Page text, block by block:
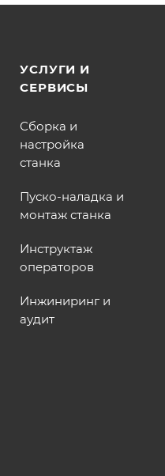
УСЛУГИ И
СЕРВИСЫ
Сборка и
настройка
станка
Пуско-наладка и
монтаж станка
Инструктаж
операторов
Инжиниринг и
аудит